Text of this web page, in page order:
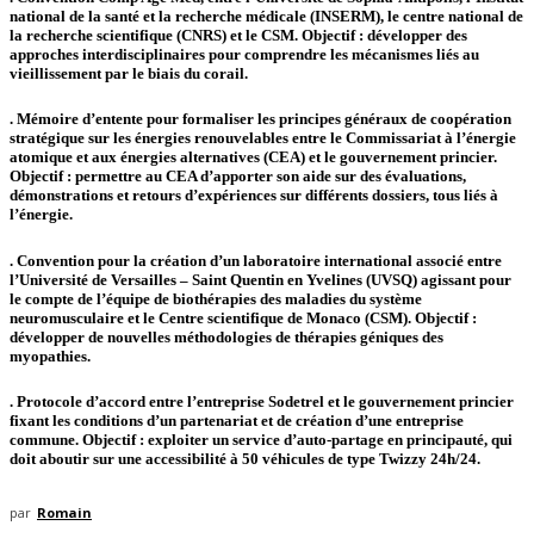
national de la santé et la recherche médicale (INSERM), le centre national de
la recherche scientifique (CNRS) et le CSM. Objectif : développer des
approches interdisciplinaires pour comprendre les mécanismes liés au
vieillissement par le biais du corail.
. Mémoire d’entente pour formaliser les principes généraux de coopération
stratégique sur les énergies renouvelables entre le Commissariat à l’énergie
atomique et aux énergies alternatives (CEA) et le gouvernement princier.
Objectif : permettre au CEA d’apporter son aide sur des évaluations,
démonstrations et retours d’expériences sur différents dossiers, tous liés à
l’énergie.
. Convention pour la création d’un laboratoire international associé entre
l’Université de Versailles – Saint Quentin en Yvelines (UVSQ) agissant pour
le compte de l’équipe de biothérapies des maladies du système
neuromusculaire et le Centre scientifique de Monaco (CSM). Objectif :
développer de nouvelles méthodologies de thérapies géniques des
myopathies.
. Protocole d’accord entre l’entreprise Sodetrel et le gouvernement princier
fixant les conditions d’un partenariat et de création d’une entreprise
commune. Objectif : exploiter un service d’auto-partage en principauté, qui
doit aboutir sur une accessibilité à 50 véhicules de type Twizzy 24h/24.
par Romain